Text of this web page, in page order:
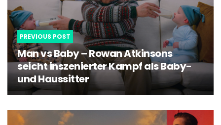
PREVIOUS POST
Man vs Baby – Rowan Atkinsons
seicht inszenierter Kampf als Baby-
und Haussitter